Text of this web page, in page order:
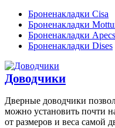
Броненакладки Cisa
Броненакладки
Броненакладки Apecs
Броненакладки Dises
Доводчики
Дверные доводчики
можно установить почти
от размеров и веса самой